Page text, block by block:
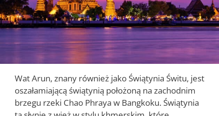
Wat Arun, znany również jako Świątynia Świtu, jest
oszałamiającą świątynią położoną na zachodnim
brzegu rzeki Chao Phraya w Bangkoku. Świątynia